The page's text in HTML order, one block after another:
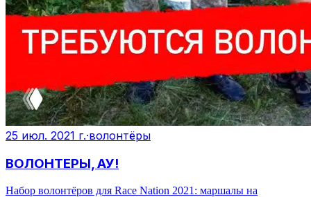
25 июл. 2021 г.·волонтёры
ВОЛОНТЕРЫ, АУ!
Набор волонтёров для Race Nation 2021: маршалы на